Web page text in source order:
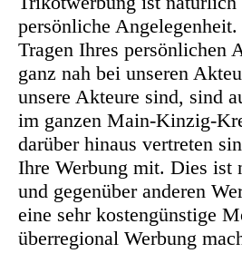
persönliche
Tragen Ihres persönlichen
ganz nah bei unseren
unsere Akteure sind, sind
im ganzen Main-Kinzig-
darüber hinaus vertreten
Ihre Werbung mit. Dies ist
und gegenüber anderen
eine sehr kostengünstige
überregional Werbung